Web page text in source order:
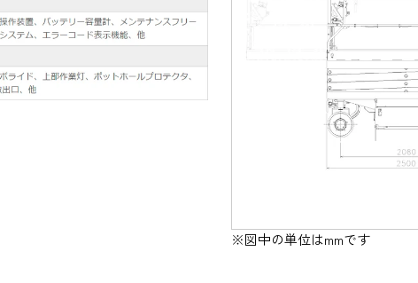
※図中の単位はmmです